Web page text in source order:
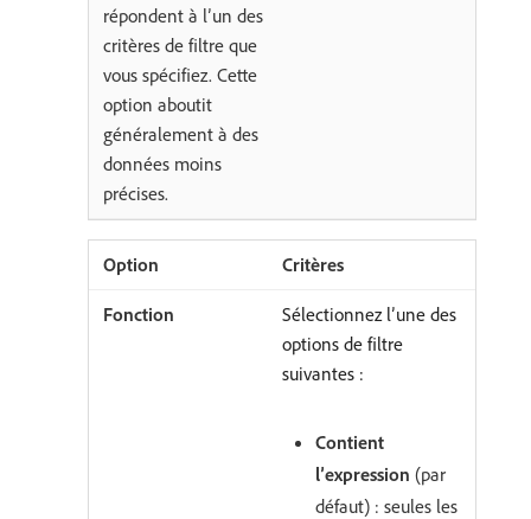
répondent à l’un des
critères de filtre que
vous spécifiez. Cette
option aboutit
généralement à des
données moins
précises.
Critères
Sélectionnez l’une des
options de filtre
suivantes :
Contient
l’expression (par
défaut) : seules les